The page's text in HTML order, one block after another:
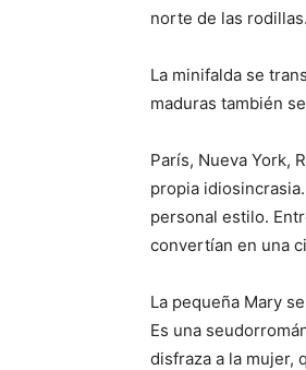
norte de las rodillas.
La minifalda se
maduras también
París, Nueva York,
propia
personal estilo.
convertían en una
La pequeña Mary
Es una
disfraza a la mujer,